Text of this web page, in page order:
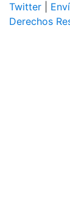
Twitter
Derechos